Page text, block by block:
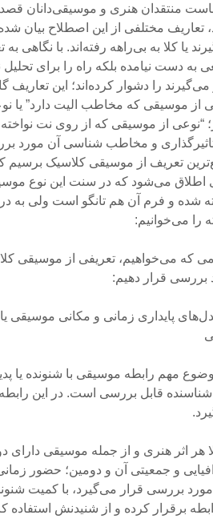
منتقدان هنری و موسیقی‌دانان
تعاریف مختلفی از این اصطلاح بیان
یا کلا به بی‌راهه رفته‌اند. با نگاهی
به دست نیامده بلکه راه را برای
می‌گیرند را دشوار کرده‌اند؛ این تعاریف
از موسیقی که مخاطب الیت دارد” یا
“نوعی از موسیقی که از روی نت
و مخاطب شناسی آن مورد
تعریف از موسیقی کلاسیک برسیم
اطلاق می‌شود که در سنت این نوع موسیقی
شده و فرم آن هم تانگو است ولی به
را می‌خوانیم:
که می‌خواهیم، تعریفی از موسیقی
بررسی قرار دهیم:
پایداری زمانی و مکانی موسیقی
مهم رابطه موسیقی با شنونده یا
قابل بررسی است. در این
هر اثر هنری و از جمله موسیقی
و جمعیتی آن و دومین؛ حضور
بررسی قرار می‌گیرد، با کمیت
برقرار کرده و از شنیدنش